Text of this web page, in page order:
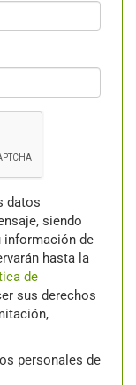
datos
siendo
de
hasta la
de
sus derechos
personales de